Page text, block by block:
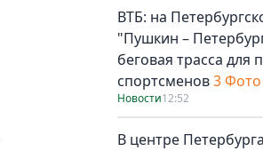
ВТБ: на
"Пушкин –
беговая трасса
спортсменов3 Фото
Новости12:52
В центре